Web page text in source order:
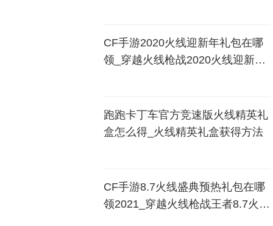
CF手游2020火线迎新年礼包在哪
领_穿越火线枪战2020火线迎新年
跑跑卡丁车官方竞速版火线精英礼
盒怎么得_火线精英礼盒获得方法
CF手游8.7火线盛典预热礼包在哪
领2021_穿越火线枪战王者8.7火线